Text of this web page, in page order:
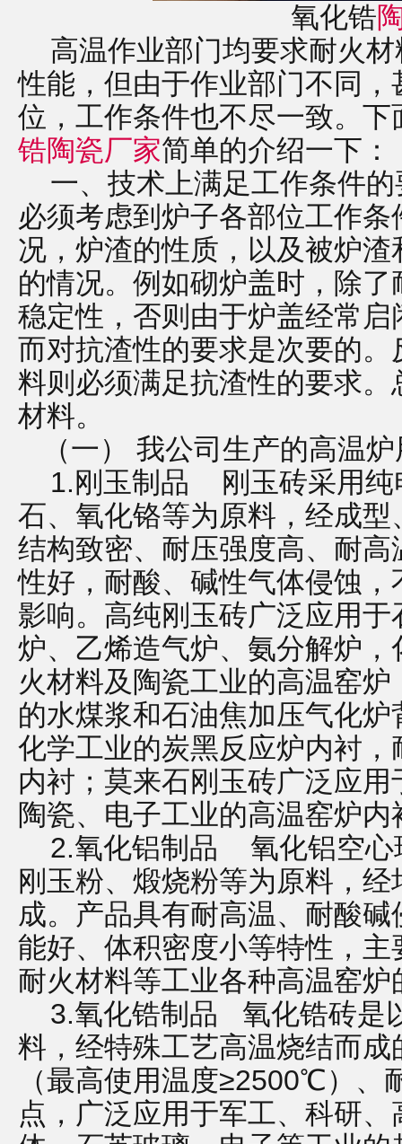
氧化锆
高温作业部门均要求耐火材
性能，但由于作业部门不同
位，工作条件也不尽一致。
锆陶瓷厂家简单的介绍一下：
一、技术上满足工作条件的
必须考虑到炉子各部位工作
况，炉渣的性质，以及被炉
的情况。例如砌炉盖时，除
稳定性，否则由于炉盖经常
而对抗渣性的要求是次要的
料则必须满足抗渣性的要求
材料。
（一） 我公司生产的高温
1.刚玉制品 刚玉砖采用纯
石、氧化铬等为原料，经成
结构致密、耐压强度高、耐
性好，耐酸、碱性气体侵蚀
影响。高纯刚玉砖广泛应用
炉、乙烯造气炉、氨分解炉
火材料及陶瓷工业的高温窑
的水煤浆和石油焦加压气化
化学工业的炭黑反应炉内衬
内衬；莫来石刚玉砖广泛应
陶瓷、电子工业的高温窑炉内
2.氧化铝制品 氧化铝空心
刚玉粉、煅烧粉等为原料，
成。产品具有耐高温、耐酸
能好、体积密度小等特性，
耐火材料等工业各种高温窑
3.氧化锆制品 氧化锆砖是
料，经特殊工艺高温烧结而
（最高使用温度≥2500℃）、
点，广泛应用于军工、科研